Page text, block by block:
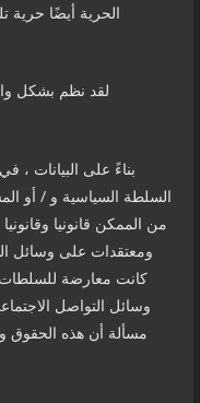
الحرية أيضًا حرية
لقد نظم بشكل
بناءً على البيانات ،
السلطة السياسية و / أو
من الممكن قانونيا
ومعتقدات على وسائل
كانت معارضة
وسائل التواصل
مسألة أن هذه الحقوق